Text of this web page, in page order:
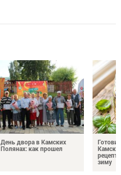
День двора в Камских
Полянах: как прошел
зиму